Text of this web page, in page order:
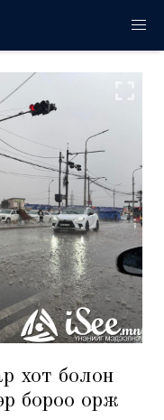
хот болон
бороо орж